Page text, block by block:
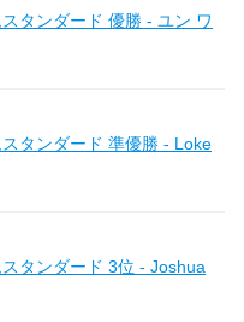
タンダード 優勝 - ユン ワ
タンダード 準優勝 - Loke
タンダード 3位 - Joshua